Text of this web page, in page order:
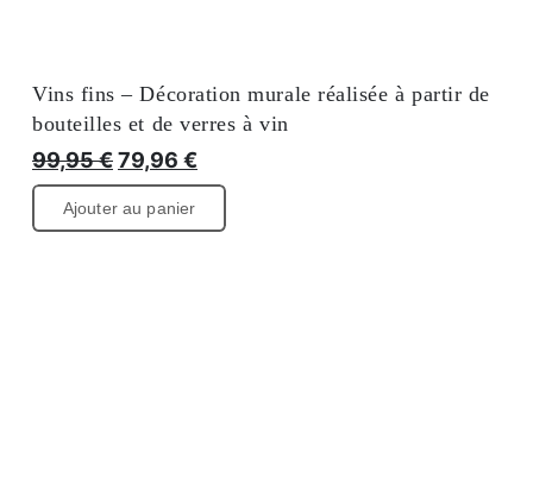
Vins fins – Décoration murale réalisée à partir de
bouteilles et de verres à vin
Prix
initial
99,95€Le
prix
actuel
79,96 €
Ajouter au panier